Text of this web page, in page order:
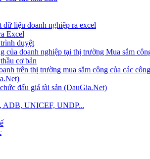
liệu doanh nghiệp ra excel
Excel
duyệt
của doanh nghiệp tại thị trường Mua sắm
cơ bản
trên thị trường mua sắm công của các
đấu giá tài sản (DauGia.Net)
ADB, UNICEF, UNDP...